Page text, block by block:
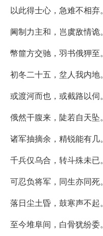
以此得士心，急难不相弃。
阃制力主和，岂虞敌情诡。
幣篚方交驰，羽书俄狎至。
初冬二十五，坌人我内地。
或渡河而也，或截路以伺。
俄然干腹来，陡若自天坠。
诸军抽摘余，精锐能有几。
千兵仅乌合，转斗殊未已。
可忍负将军，同生亦同死。
落日尘土昏，鼓寒声不起。
至今堆阜间，白骨犹纷委。